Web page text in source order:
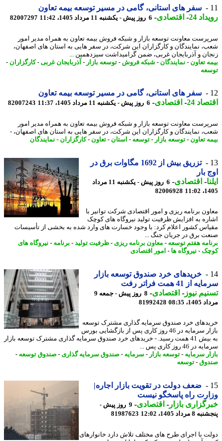
سفر های استانی، گامی در مسیر توسعه بیمه تعاون
24
-اقتصادی-6 روز پیش - یکشنبه 11 مرداد 1405، 11:42 82007297
معاونت توسعه بازار و شبکه فروش بیمه تعاون به همراه مدیر امور
نمایندگان و کارگزاران این شرکت، در سفر هایی به استان های اصفهان،
و آذربایجان غربی، ضمن گرامیداشت سیزدهمین ...
تعاون-نمایندگان-شبکه فروش -توسعه بازار - آذربایجان غربی- کارگزاران -
سفر های استانی، گامی در مسیر توسعه بیمه تعاون
24
-اقتصادی-6 روز پیش - یکشنبه 11 مرداد 1405، 11:37 82007243
معاونت توسعه بازار و شبکه فروش بیمه تعاون به همراه مدیر امور
نمایندگان و کارگزاران این شرکت، در سفر هایی به استان های اصفهان، -
تعاون-توسعه بازار - توسعه-استان-تعاون-کارگزاران - نمایندگان
تزریق بیش از 1692 مگاوات برق در
بار
-اقتصادی-
6 روز پیش - یکشنبه 11 مرداد
82006928
برنامه ریزی و امور اقتصادی شرکت توانیر با
به افزایش ظرفیت تولید نیروگاه های کوچک
کشور اعلام کرد: با وجود خسارت های وارد شده به بخشی از تأسیسات
برق در جریان جنگ ...
هفتم توسعه-معاون برنامه ریزی - ظرفیت تولید-برنامه -نیروگاه های
-نیروگاه ها- امور اقتصادی
خریدهای خرد صندوق توسعه بازار
از 41 همت فراتر رفت
نیوز-اقتصادی-
8 روز پیش - جمعه 9
08:35
81992428
خرد صندوق سرمایه گذاری مشترک توسعه
بازار سرمایه در 46 روز کاری پس از بازگشایی بورس
به بیش 41 همت رسید. - خریدهای خرد صندوق سرمایه گذاری مشترک توسعه بازار
46 روز کاری پس ...
سرمایه -توسعه بازار - سرمایه -صندوق سرمایه گذاری- صندوق توسعه-
-توسعه
ضعف دولت در تقویت بازار اجاره|
راه پاسخگو نیست
بازار- اقتصادی- 9 روز پیش -
1405، 12:02
81987623
با اجرای طرح های مختلف تلاش دارد خانوارهای